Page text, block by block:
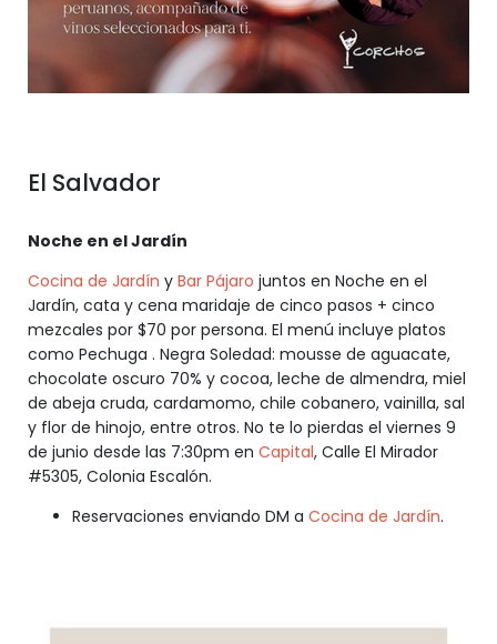
El Salvador
Noche en el Jardín
Cocina de Jardín y Bar Pájaro juntos en Noche en el
Jardín, cata y cena maridaje de cinco pasos + cinco
mezcales por $70 por persona. El menú incluye platos
como Pechuga . Negra Soledad: mousse de aguacate,
chocolate oscuro 70% y cocoa, leche de almendra, miel
de abeja cruda, cardamomo, chile cobanero, vainilla, sal
y flor de hinojo, entre otros. No te lo pierdas el viernes 9
de junio desde las 7:30pm en Capital, Calle El Mirador
#5305, Colonia Escalón.
Reservaciones enviando DM a Cocina de Jardín.